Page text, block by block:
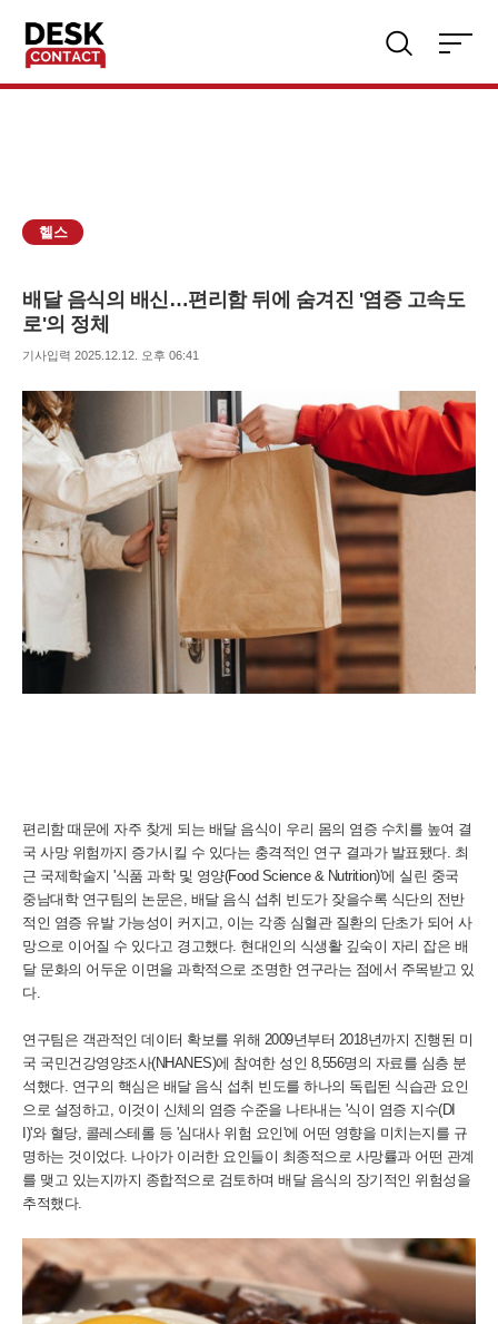
검
주
서
헬스
배달 음식의 배신…편리함 뒤에 숨겨진 '염증 고속도
로'의 정체
기사입력 2025.12.12. 오후 06:41내
편리함 때문에 자주 찾게 되는 배달 음식이 우리 몸의 염증 수치를 높여 결
국 사망 위험까지 증가시킬 수 있다는 충격적인 연구 결과가 발표됐다. 최
근 국제학술지 '식품 과학 및 영양(Food Science & Nutrition)'에 실린 중국
중남대학 연구팀의 논문은, 배달 음식 섭취 빈도가 잦을수록 식단의 전반
적인 염증 유발 가능성이 커지고, 이는 각종 심혈관 질환의 단초가 되어 사
망으로 이어질 수 있다고 경고했다. 현대인의 식생활 깊숙이 자리 잡은 배
달 문화의 어두운 이면을 과학적으로 조명한 연구라는 점에서 주목받고 있
다.
연구팀은 객관적인 데이터 확보를 위해 2009년부터 2018년까지 진행된 미
국 국민건강영양조사(NHANES)에 참여한 성인 8,556명의 자료를 심층 분
석했다. 연구의 핵심은 배달 음식 섭취 빈도를 하나의 독립된 식습관 요인
으로 설정하고, 이것이 신체의 염증 수준을 나타내는 '식이 염증 지수(DI
I)'와 혈당, 콜레스테롤 등 '심대사 위험 요인'에 어떤 영향을 미치는지를 규
명하는 것이었다. 나아가 이러한 요인들이 최종적으로 사망률과 어떤 관계
를 맺고 있는지까지 종합적으로 검토하며 배달 음식의 장기적인 위험성을
추적했다.